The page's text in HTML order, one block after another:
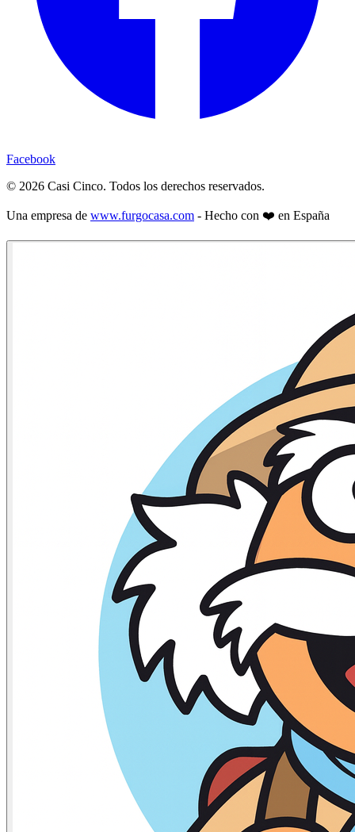
Facebook
© 2026 Casi Cinco. Todos los derechos reservados.
Una empresa de www.furgocasa.com - Hecho con ❤️ en España